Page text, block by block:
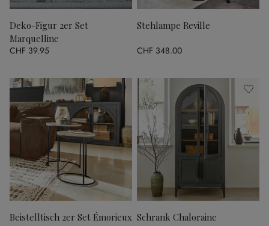
Deko-Figur 2er Set
Marquelline
CHF 39.95
Stehlampe Reville
CHF 348.00
Beistelltisch 2er Set Émorieux Schrank Chaloraine